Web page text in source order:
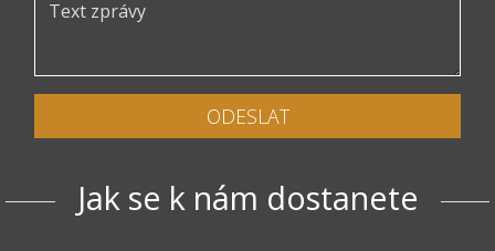
ODESLAT
Jak se k nám dostanete